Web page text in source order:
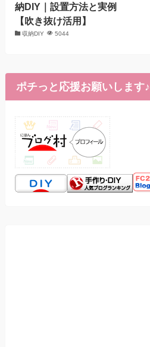
納DIY｜設置方法と実例
【吹き抜け活用】
収納DIY 5044
ポチっと応援お願いします♪